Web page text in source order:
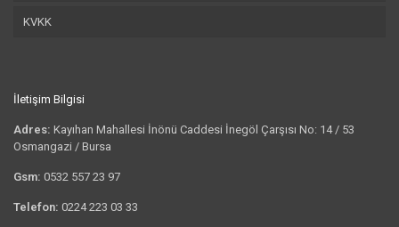
KVKK
İletişim Bilgisi
Adres: Kayıhan Mahallesi İnönü Caddesi İnegöl Çarşısı No: 14 / 53
Osmangazi / Bursa
Gsm: 0532 557 23 97
Telefon: 0224 223 03 33